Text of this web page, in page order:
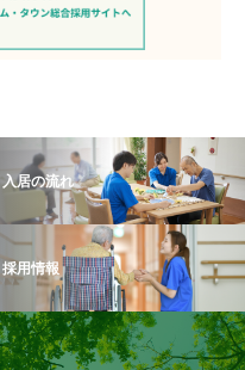
入居の流れ
採用情報